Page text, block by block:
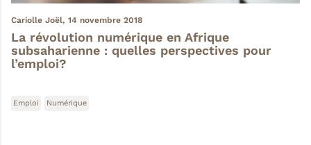
Cariolle Joël, 14 novembre 2018
La révolution numérique en Afrique
subsaharienne : quelles perspectives pour
l’emploi?
Emploi Numérique